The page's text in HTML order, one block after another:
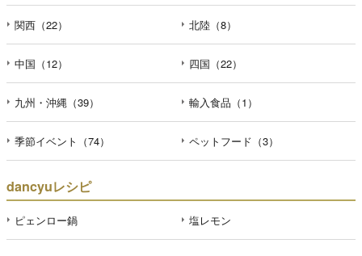
関西（22） 北陸（8）
中国（12） 四国（22）
九州・沖縄（39） 輸入食品（1）
季節イベント（74） ペットフード（3）
dancyuレシピ
ピェンロー鍋 塩レモン